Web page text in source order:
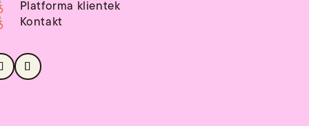
Platforma klientek
Kontakt